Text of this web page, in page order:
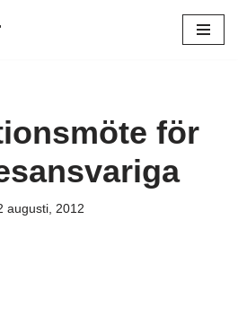
för
augusti, 2012